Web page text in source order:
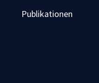
Publikationen